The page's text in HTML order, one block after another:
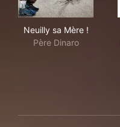
Neuilly sa Mère !
Père Dinaro